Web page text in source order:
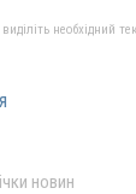
необхідний
новин